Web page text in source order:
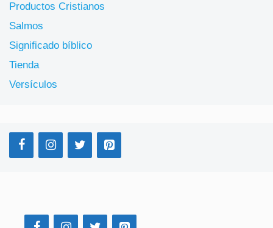
Productos Cristianos
Salmos
Significado bíblico
Tienda
Versículos